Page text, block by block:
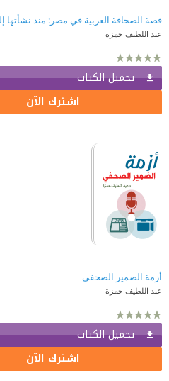
عبد اللطيف حمزة
تحميل الكتاب
اشترك الآن
أزمة الضمير الصحفي
عبد اللطيف حمزة
تحميل الكتاب
اشترك الآن